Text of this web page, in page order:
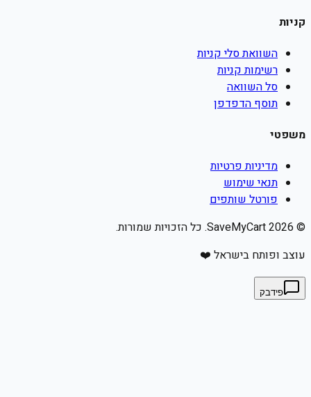
קניות
השוואת סלי קניות
רשימות קניות
סל השוואה
תוסף הדפדפן
משפטי
מדיניות פרטיות
תנאי שימוש
פורטל שותפים
©
2026
עוצב ופותח בישראל ❤️
פידבק